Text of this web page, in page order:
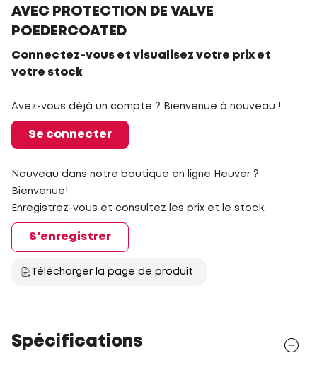
AVEC PROTECTION DE VALVE
POEDERCOATED
Connectez-vous et visualisez votre prix et
votre stock
Avez-vous déjà un compte ? Bienvenue à nouveau !
Se connecter
Nouveau dans notre boutique en ligne Heuver ?
Bienvenue!
Enregistrez-vous et consultez les prix et le stock.
S'enregistrer
Télécharger la page de produit
Spécifications